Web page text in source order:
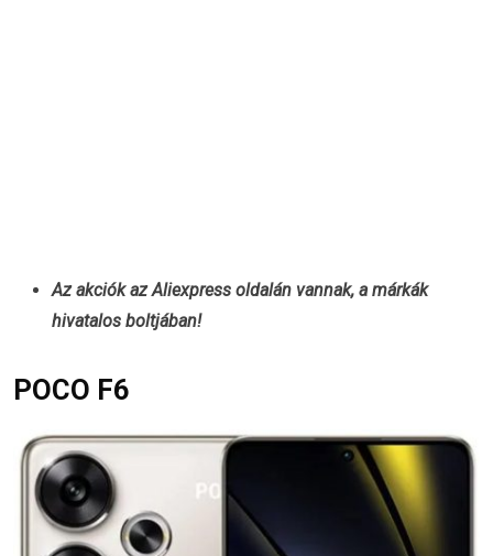
Az akciók az Aliexpress oldalán vannak, a márkák
hivatalos boltjában!
POCO F6